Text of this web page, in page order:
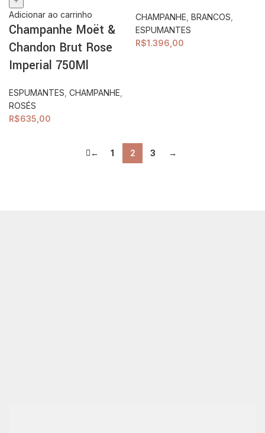
Adicionar ao carrinho
Champanhe Moët &
Chandon Brut Rose
Imperial 750Ml
ESPUMANTES CHAMPANHE
ROSÉS
R$635,00
CHAMPANHE BRANCOS
ESPUMANTES
R$1.396,00
← 1 2 3 →